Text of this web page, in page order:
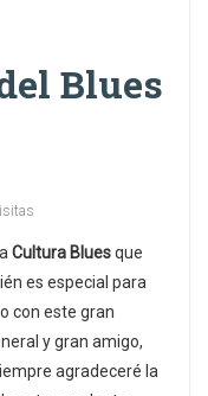
Blues
Cultura Bluesque
es especial para
con este gran
y gran amigo,
agradeceré la